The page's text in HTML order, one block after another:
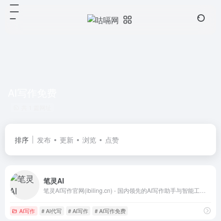
排序 发布 更新 浏览 点赞
笔灵AI
AI写作 # AI代写 # AI写作 # AI写作免费